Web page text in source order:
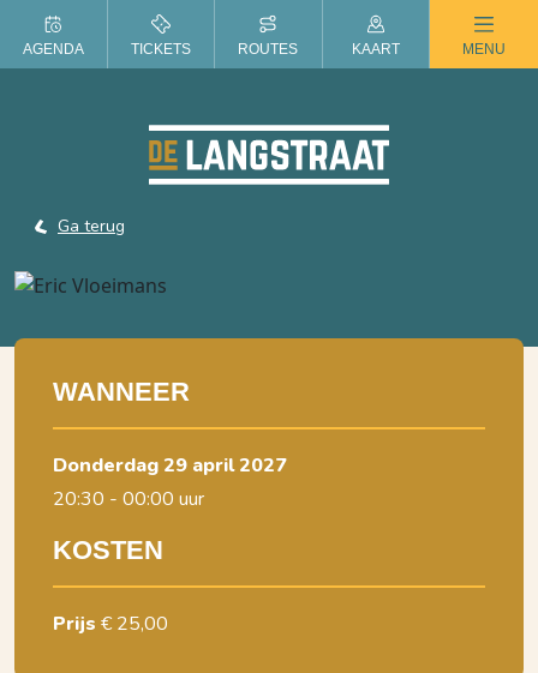
ZOMER IN DE LANGSTRAAT
Ga terug
WANNEER
donderdag 29 april 2027
20:30 - 00:00 uur
KOSTEN
Prijs € 25,00
AGENDA TICKETS ROUTES KAART MENU